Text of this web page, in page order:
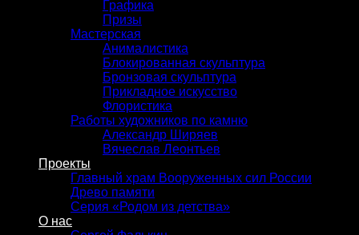
Графика
Призы
Мастерская
Анималистика
Блокированная скульптура
Бронзовая скульптура
Прикладное искусство
Флористика
Работы художников по камню
Александр Ширяев
Вячеслав Леонтьев
Проекты
Главный храм Вооруженных сил России
Древо памяти
Серия «Родом из детства»
О нас